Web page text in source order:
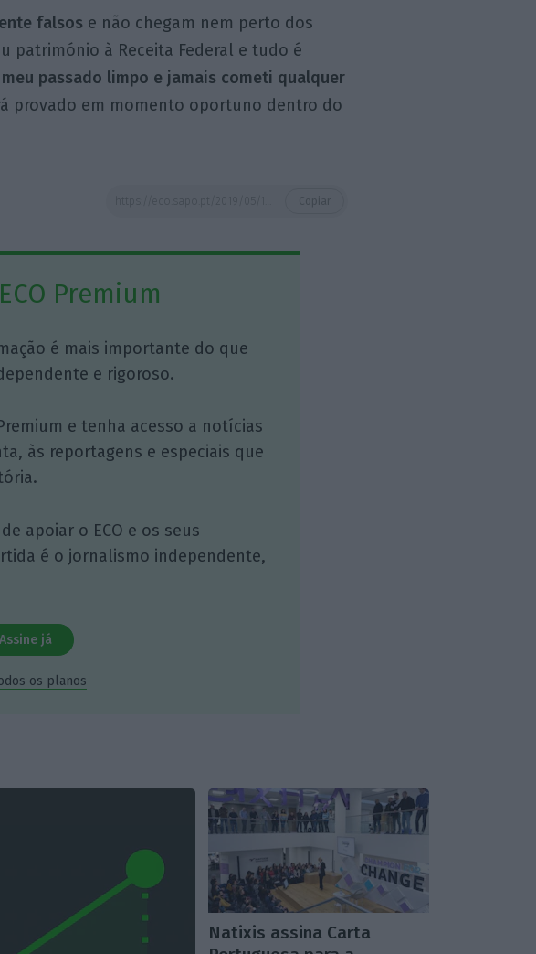
falsos e não chegam nem perto dos
património à Receita Federal e tudo é
meu passado limpo e jamais cometi qualquer
provado em momento oportuno dentro do
Premium
é mais importante do que
e rigoroso.
e tenha acesso a notícias
às reportagens e especiais que
apoiar o ECO e os seus
é o jornalismo independente,
Assine já
os planos
Natixis assina Carta